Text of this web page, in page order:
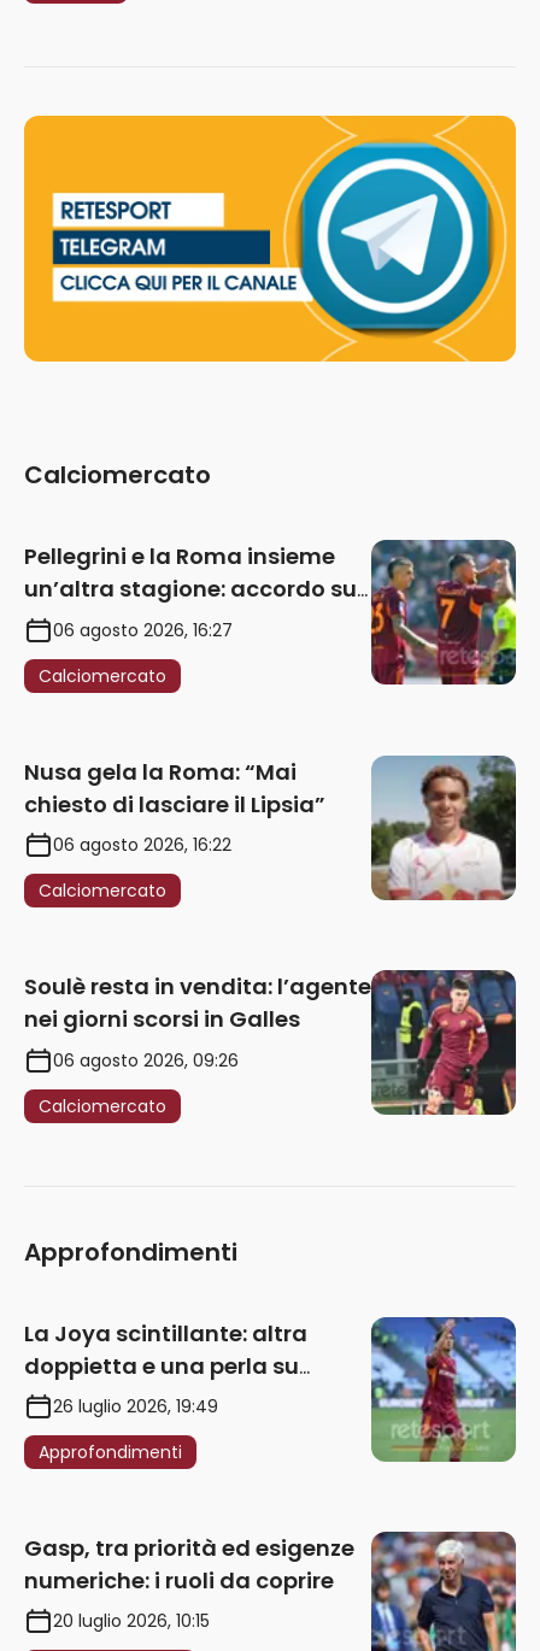
Calciomercato
Pellegrini e la Roma insieme
un’altra stagione: accordo sul
rinnovo annuale
06 agosto 2026, 16:27
Calciomercato
Nusa gela la Roma: “Mai
chiesto di lasciare il Lipsia”
06 agosto 2026, 16:22
Calciomercato
Soulè resta in vendita: l’agente
nei giorni scorsi in Galles
06 agosto 2026, 09:26
Calciomercato
Approfondimenti
La Joya scintillante: altra
doppietta e una perla su
punizione – VIDEO
26 luglio 2026, 19:49
Approfondimenti
Gasp, tra priorità ed esigenze
numeriche: i ruoli da coprire
20 luglio 2026, 10:15